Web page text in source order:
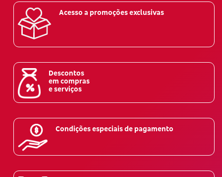
Acesso a promoções exclusivas
Descontos
em compras
e serviços
Condições especiais de pagamento